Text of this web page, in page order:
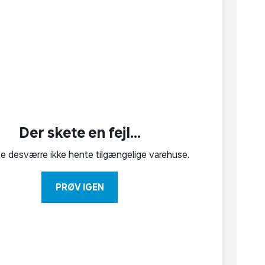
Der skete en fejl...
desværre ikke hente tilgængelige varehuse.
PRØV IGEN